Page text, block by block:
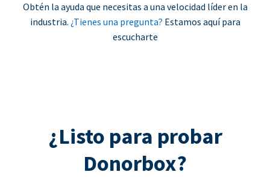
Obtén la ayuda que necesitas a una velocidad líder en la
industria. ¿Tienes una pregunta? Estamos aquí para
escucharte
¿Listo para probar
Donorbox?